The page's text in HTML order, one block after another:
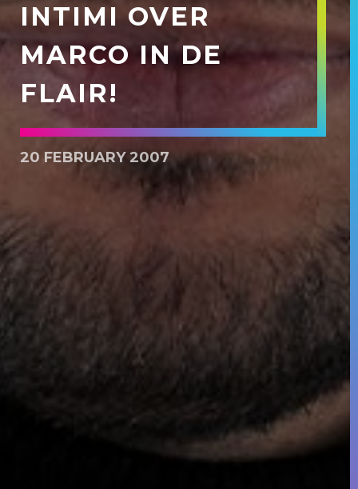
INTIMI OVER
MARCO IN DE
FLAIR!
20 FEBRUARY 2007